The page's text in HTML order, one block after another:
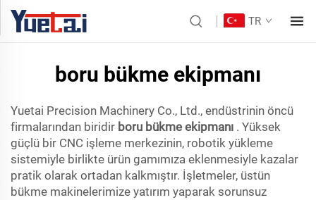
TR
boru bükme ekipmanı
Yuetai Precision Machinery Co., Ltd., endüstrinin öncü
firmalarından biridir boru bükme ekipmanı . Yüksek
güçlü bir CNC işleme merkezinin, robotik yükleme
sistemiyle birlikte ürün gamımıza eklenmesiyle kazalar
pratik olarak ortadan kalkmıştır. İşletmeler, üstün
bükme makinelerimize yatırım yaparak sorunsuz